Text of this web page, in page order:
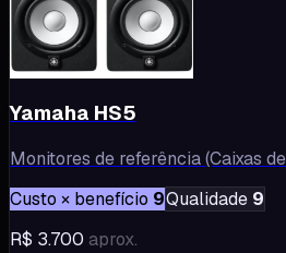
Yamaha HS5
Monitores de referência (Caixas
Custo × benefício 9Qualidade 9
R$ 3.700 aprox.